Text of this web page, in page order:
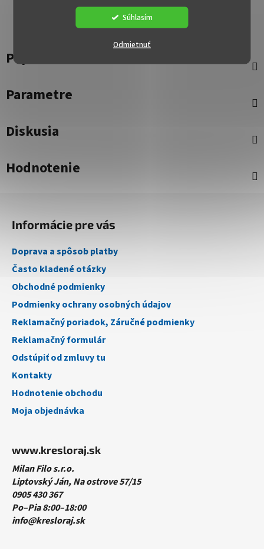
Odmietnuť
Súhlasím
Popis
Parametre
Diskusia
Hodnotenie
Informácie pre vás
Doprava a spôsob platby
Často kladené otázky
Obchodné podmienky
Podmienky ochrany osobných údajov
Reklamačný poriadok, Záručné podmienky
Reklamačný formulár
Odstúpiť od zmluvy tu
Kontakty
Hodnotenie obchodu
Moja objednávka
www.kresloraj.sk
Milan Filo s.r.o.
Liptovský Ján, Na ostrove 57/15
0905 430 367
Po–Pia 8:00–18:00
info@kresloraj.sk